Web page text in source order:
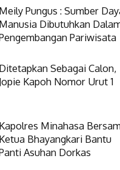
Meily Pungus : Sumber
Manusia Dibutuhkan
Pariwisata
Ditetapkan Sebagai Calon,
Jopie Kapoh Nomor Urut 1
Kapolres Minahasa
Ketua Bhayangkari Bantu
Asuhan Dorkas